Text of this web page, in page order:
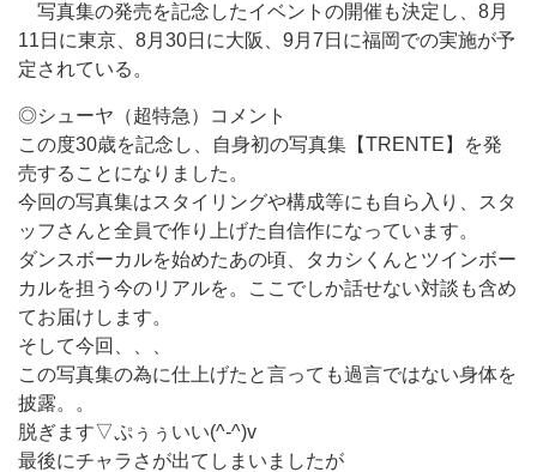
写真集の発売を記念したイベントの開催も決定し、8月
11日に東京、8月30日に大阪、9月7日に福岡での実施が予
定されている。
◎シューヤ（超特急）コメント
この度30歳を記念し、自身初の写真集【TRENTE】を発
売することになりました。
今回の写真集はスタイリングや構成等にも自ら入り、スタ
ッフさんと全員で作り上げた自信作になっています。
ダンスボーカルを始めたあの頃、タカシくんとツインボー
カルを担う今のリアルを。ここでしか話せない対談も含め
てお届けします。
そして今回、、、
この写真集の為に仕上げたと言っても過言ではない身体を
披露。。
脱ぎます▽ぷぅぅいい(^-^)v
最後にチャラさが出てしまいましたが